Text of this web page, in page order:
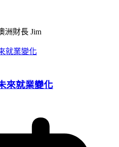
洲財長 Jim
來就業變化